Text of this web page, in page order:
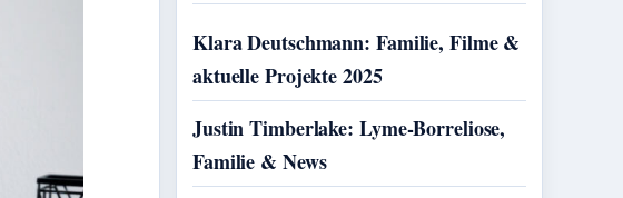
Klara Deutschmann: Familie, Filme &
aktuelle Projekte 2025
Justin Timberlake: Lyme-Borreliose,
Familie & News